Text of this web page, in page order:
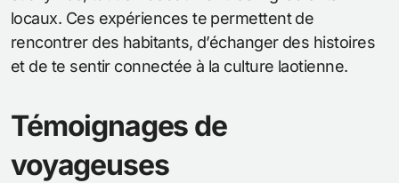
locaux. Ces expériences te permettent de
rencontrer des habitants, d’échanger des histoires
et de te sentir connectée à la culture laotienne.
Témoignages de
voyageuses